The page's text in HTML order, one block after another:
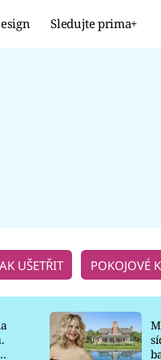
Sledujte prima+
UŠETŘIT POKOJOVÉ